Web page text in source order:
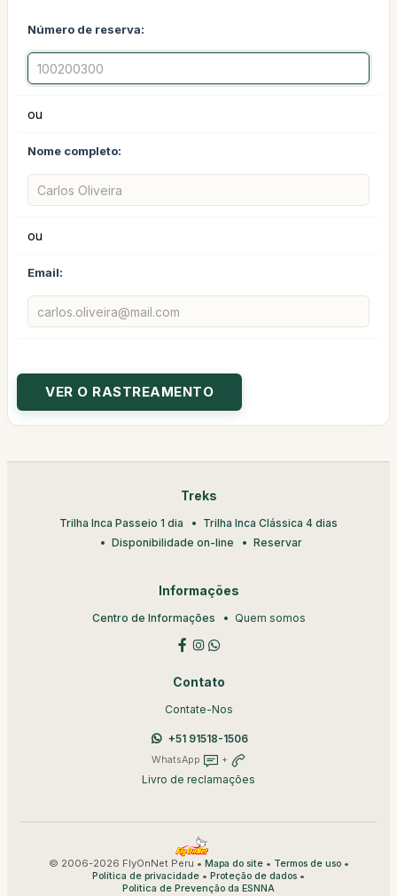
Número de reserva:
ou
Nome completo:
ou
Email:
Treks
Trilha Inca Passeio 1 dia
Trilha Inca Clássica 4 dias
Disponibilidade on-line
Reservar
Informações
Centro de Informações Quem somos
Contato
Contate-Nos
+51 91518-1506
WhatsApp +
Livro de reclamações
© 2006-2026 FlyOnNet Peru • Mapa do site• Termos de uso•
Política de privacidade • Proteção de dados •
Política de Prevenção da ESNNA